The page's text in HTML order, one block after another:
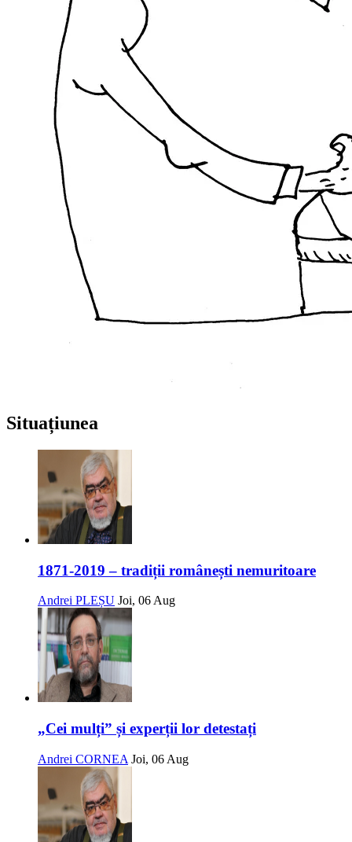
Situațiunea
1871-2019 – tradiții românești nemuritoare
Andrei PLEȘU Joi, 06 Aug
„Cei mulți” și experții lor detestați
Andrei CORNEA Joi, 06 Aug